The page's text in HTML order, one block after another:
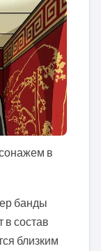
в
банды
в состав
близким